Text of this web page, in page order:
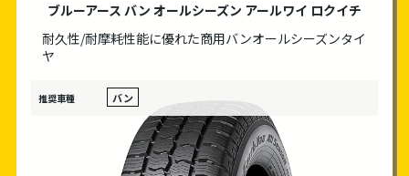
ブルーアース バン オールシーズン アールワイ ロクイチ
耐久性/耐摩耗性能に優れた商用バンオールシーズンタイ
ヤ
推奨車種 バン